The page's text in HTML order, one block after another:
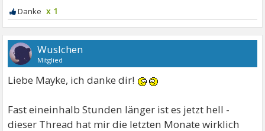
x 1
Wuslchen
Mitglied
Liebe Mayke, ich danke dir!
Fast eineinhalb Stunden länger ist es jetzt hell -
dieser Thread hat mir die letzten Monate wirklich